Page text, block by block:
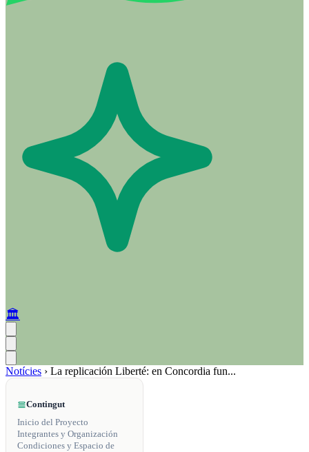
🏛️
Notícies › La replicación Liberté: en Concordia fun...
Contingut
Inicio del Proyecto
Integrantes y Organización
Condiciones y Espacio de